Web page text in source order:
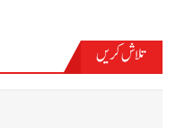
تلاش کریں